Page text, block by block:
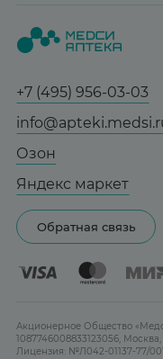
Медицинские товары
Мама и малыш
Тревога и стресс
Здоровый сон
Женская гигиена
Бренды
Статьи и новости
Справочник болезней
Гарантии
Сотрудничество
Реклама на сайте
Карта сайта
Все аптеки
Отзывы
Лицензия
+7 (495) 956-03-03
Озон
Яндекс маркет
Обратная связь
Акционерное Общество
1087746008833123056,
Лицензия: №Л042-01137-77/